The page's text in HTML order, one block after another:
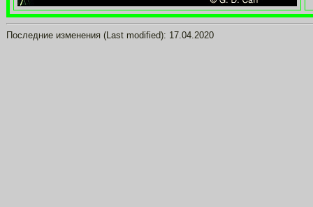
Последние изменения (Last modified): 17.04.2020